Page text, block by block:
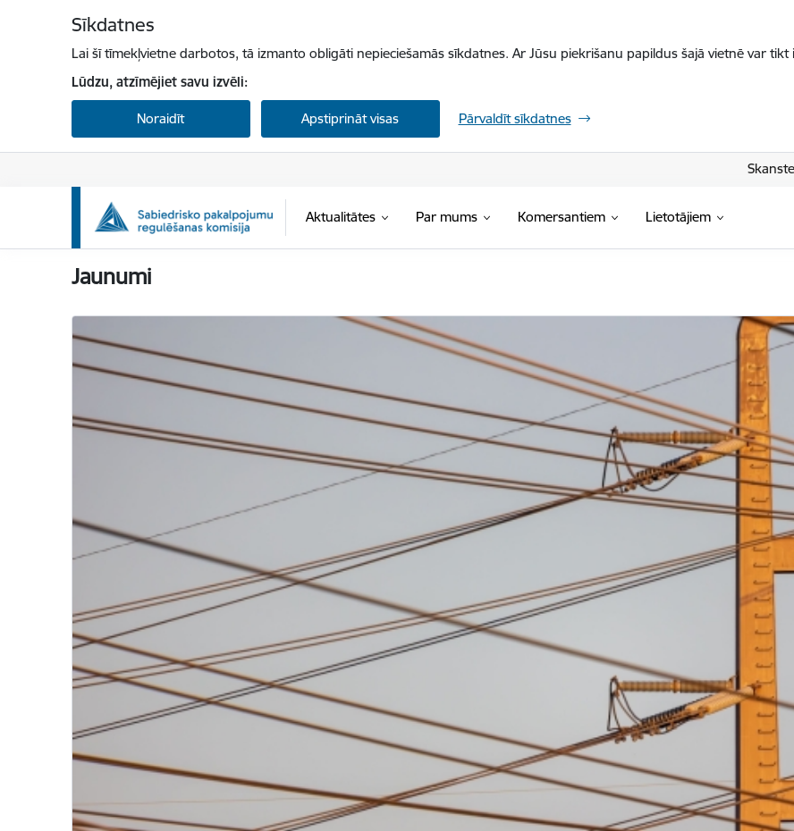
Sīkdatnes
Lai šī tīmekļvietne darbotos, tā izmanto obligāti nepieciešamās sīkdatnes. Ar Jūsu piekrišanu papildus šajā vietnē var
Lūdzu, atzīmējiet savu izvēli:
Noraidīt Apstiprināt visas Pārvaldīt sīkdatnes
Aktualitātes Par mums Komersantiem Lietotājiem
Jaunumi